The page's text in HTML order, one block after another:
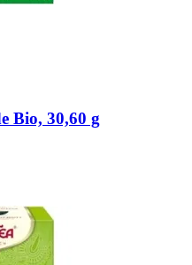
Bio, 30,60 g